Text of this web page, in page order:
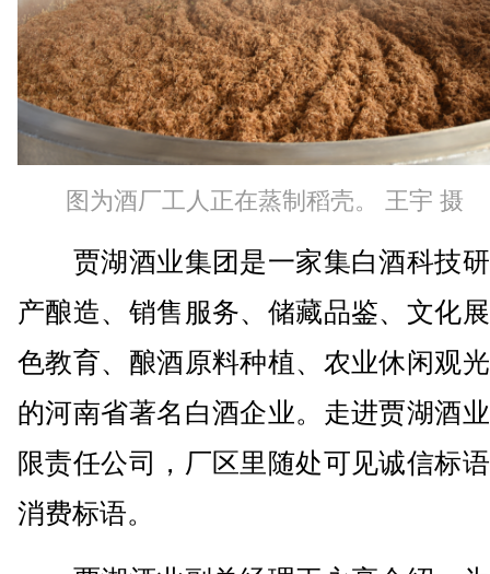
图为酒厂工人正在蒸制稻壳。 王宇 摄
贾湖酒业集团是一家集白酒科技
产酿造、销售服务、储藏品鉴、文化
色教育、酿酒原料种植、农业休闲观
的河南省著名白酒企业。走进贾湖酒
限责任公司，厂区里随处可见诚信标
消费标语。